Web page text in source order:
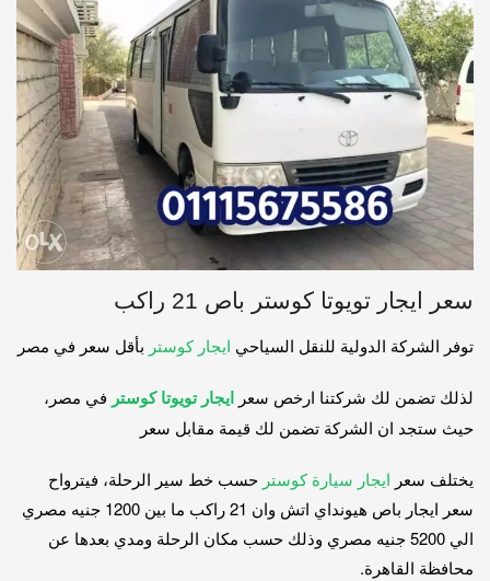
سعر ايجار تويوتا كوستر باص 21 راكب
توفر الشركة الدولية للنقل السياحي ايجار كوستر بأقل سعر في مصر
لذلك تضمن لك شركتنا ارخص سعر ايجار تويوتا كوستر في مصر،
حيث ستجد ان الشركة تضمن لك قيمة مقابل سعر
يختلف سعر ايجار سيارة كوستر حسب خط سير الرحلة، فيترواح
سعر ايجار باص هيونداي اتش وان 21 راكب ما بين 1200 جنيه مصري
الي 5200 جنيه مصري وذلك حسب مكان الرحلة ومدي بعدها عن
محافظة القاهرة.